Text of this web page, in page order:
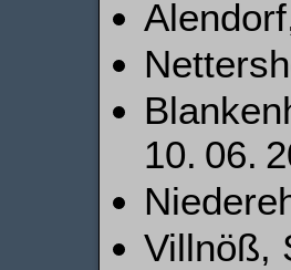
10. 06.
Villnöß,